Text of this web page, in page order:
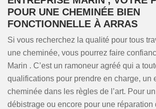
POUR UNE CHEMINÉE BIEN
FONCTIONNELLE À ARRAS
Si vous recherchez la qualité pour tous
une cheminée, vous pourrez faire
Marin . C’est un ramoneur agréé qui a
qualifications pour prendre en charge, un
cheminée dans les règles de l’art. Pour
débistrage ou encore pour une réparation